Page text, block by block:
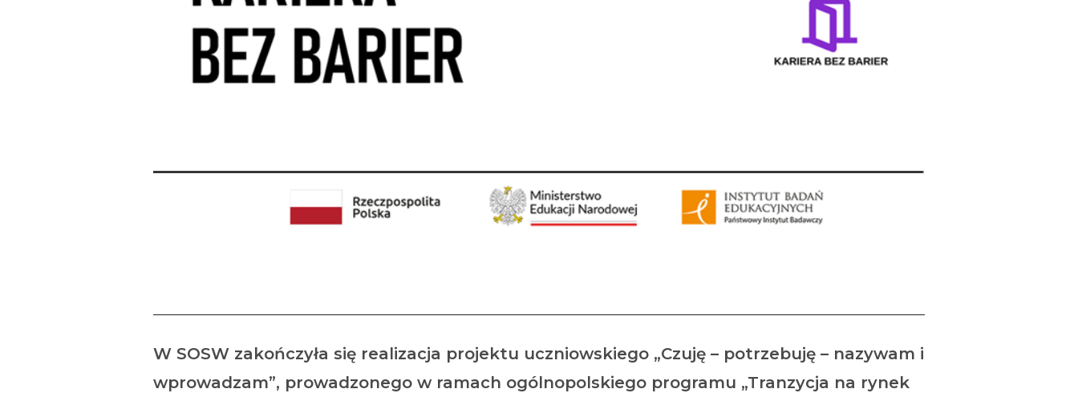
W SOSW zakończyła się realizacja projektu uczniowskiego „Czuję – potrzebuję – nazywam i
wprowadzam”, prowadzonego w ramach ogólnopolskiego programu „Tranzycja na rynek